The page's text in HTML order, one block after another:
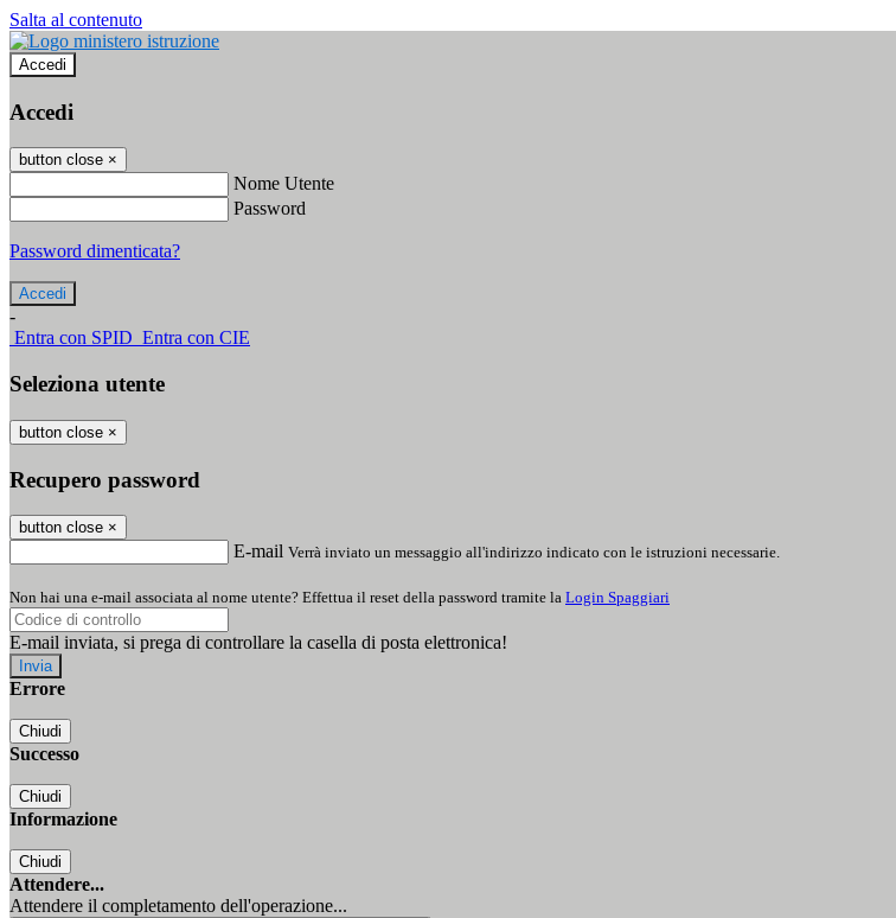
Salta al contenuto
Accedi
Accedi
button close ×
Nome Utente
Password
Password dimenticata?
-
Entra con SPID Entra con CIE
Seleziona utente
button close ×
Recupero password
button close ×
E-mail Verrà inviato un messaggio all'indirizzo indicato con le istruzioni necessarie.
Non hai una e-mail associata al nome utente? Effettua il reset della password tramite la Login Spaggiari
E-mail inviata, si prega di controllare la casella di posta elettronica!
Errore
Chiudi
Successo
Chiudi
Informazione
Chiudi
Attendere...
Attendere il completamento dell'operazione...